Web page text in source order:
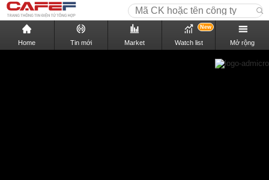
Home Tin mới Market Watch list
New
Mở rộng